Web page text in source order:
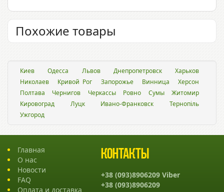
Похожие товары
Киев Одесса Львов Днепропетровск
Харьков
Николаев
Кривой Рог Запорожье Винница
Херсон
Полтава
Чернигов Черкассы Ровно Сумы
Житомир
Кировоград
Луцк Ивано-Франковск
Тернопіль
Ужгород
Главная
О нас
Новости
FAQ
Оплата и доставка
Контакты
+38 (093)8906209 Viber
+38 (093)8906209